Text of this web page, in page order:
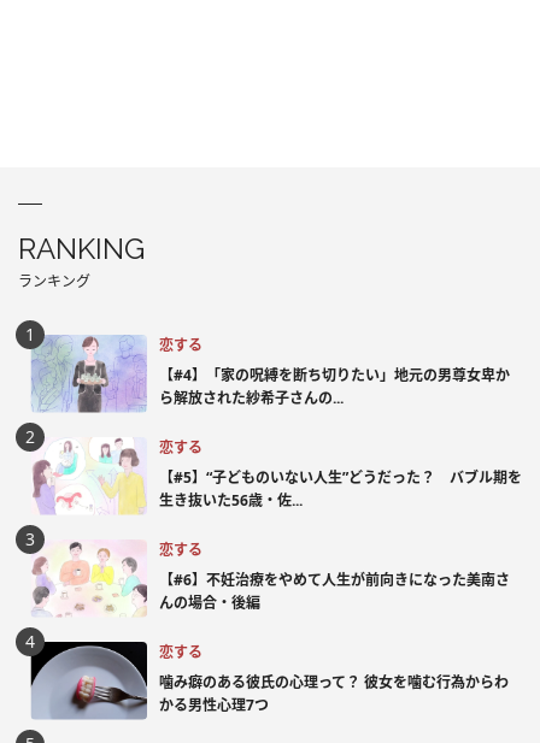
RANKING
ランキング
恋する
【#4】「家の呪縛を断ち切りたい」地元の男尊女卑か
ら解放された紗希子さんの...
恋する
【#5】“子どものいない人生”どうだった？ バブル期を
生き抜いた56歳・佐...
恋する
【#6】不妊治療をやめて人生が前向きになった美南さ
んの場合・後編
恋する
噛み癖のある彼氏の心理って？ 彼女を噛む行為からわ
かる男性心理7つ